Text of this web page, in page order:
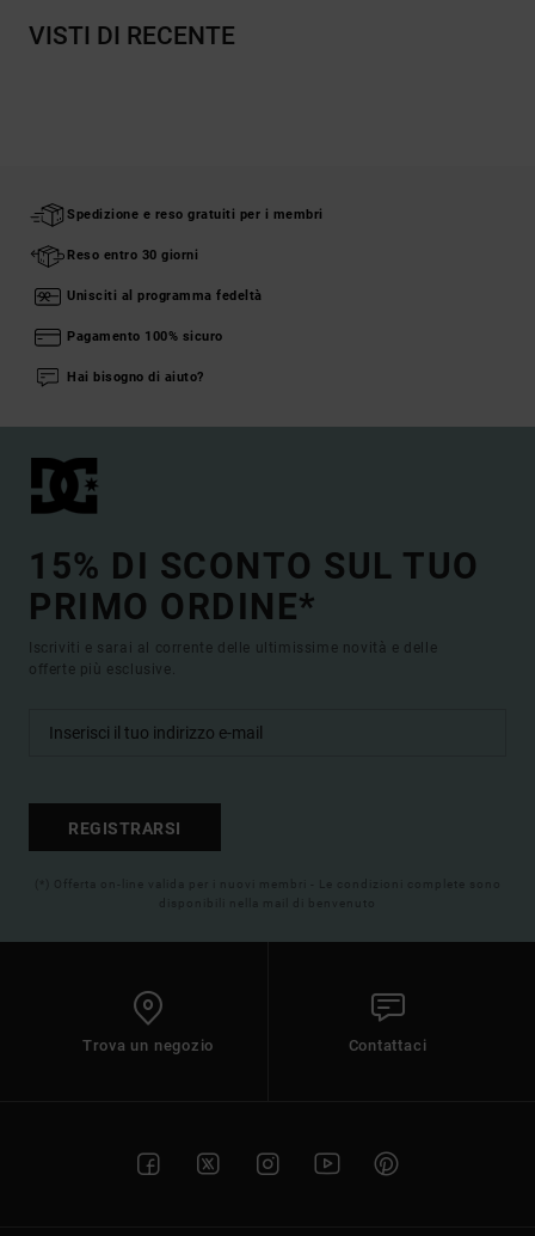
VISTI DI RECENTE
Spedizione e reso gratuiti per i membri
Reso entro 30 giorni
Unisciti al programma fedeltà
Pagamento 100% sicuro
Hai bisogno di aiuto?
15% DI SCONTO SUL TUO
PRIMO ORDINE*
Iscriviti e sarai al corrente delle ultimissime novità e delle
offerte più esclusive.
REGISTRARSI
(*) Offerta on-line valida per i nuovi membri - Le condizioni complete sono
disponibili nella mail di benvenuto
Trova un negozio Contattaci